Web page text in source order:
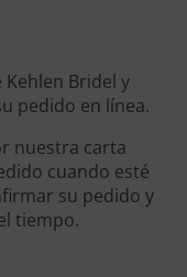
Bridel y
pedido en línea.
nuestra carta
cuando esté
su pedido y
tiempo.